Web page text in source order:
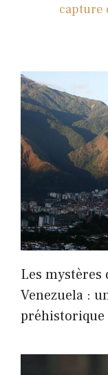
capture
Les
Venezuela :
préhistorique